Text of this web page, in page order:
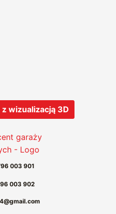
wizualizacją 3D
003 901
003 902